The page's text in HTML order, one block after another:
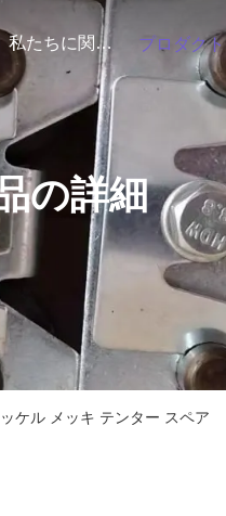
私たちに関しては プロダクト
の詳細
ケル メッキ テンター スペア